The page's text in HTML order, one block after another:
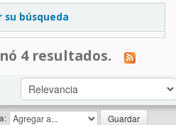
su búsqueda
4 resultados.